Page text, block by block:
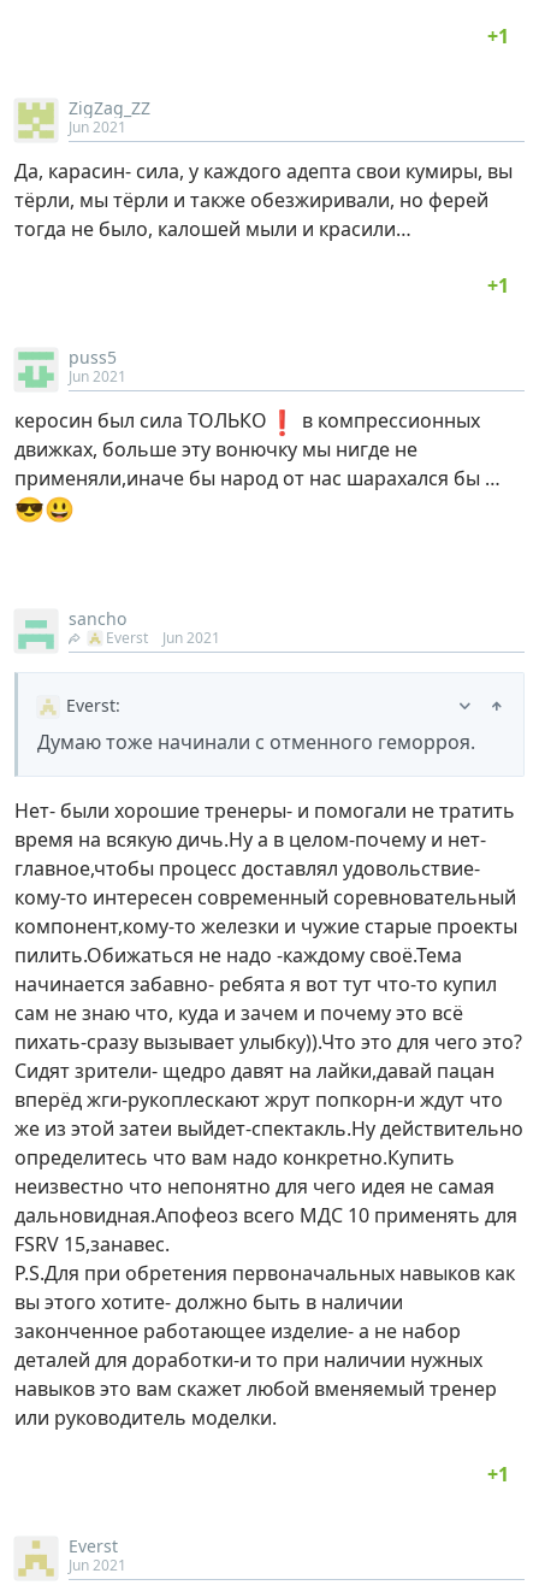
ZigZag_ZZ
Jun 2021
Да, карасин- сила, у каждого адепта свои кумиры, вы
тёрли, мы тёрли и также обезжиривали, но ферей
тогда не было, калошей мыли и красили…
puss5
Jun 2021
керосин был сила ТОЛЬКО ❗
в компрессионных
движках, больше эту вонючку мы нигде не
применяли,иначе бы народ от нас шарахался бы …
😎😃
sancho
Everst Jun 2021
Everst:
Думаю тоже начинали с отменного геморроя.
Нет- были хорошие тренеры- и помогали не тратить
время на всякую дичь.Ну а в целом-почему и нет-
главное,чтобы процесс доставлял удовольствие-
кому-то интересен современный соревновательный
компонент,кому-то железки и чужие старые проекты
пилить.Обижаться не надо -каждому своё.Тема
начинается забавно- ребята я вот тут что-то купил
сам не знаю что, куда и зачем и почему это всё
пихать-сразу вызывает улыбку)).Что это для чего это?
Сидят зрители- щедро давят на лайки,давай пацан
вперёд жги-рукоплескают жрут попкорн-и ждут что
же из этой затеи выйдет-спектакль.Ну действительно
определитесь что вам надо конкретно.Купить
неизвестно что непонятно для чего идея не самая
дальновидная.Апофеоз всего МДС 10 применять для
FSRV 15,занавес.
P.S.Для при обретения первоначальных навыков как
вы этого хотите- должно быть в наличии
законченное работающее изделие- а не набор
деталей для доработки-и то при наличии нужных
навыков это вам скажет любой вменяемый тренер
или руководитель моделки.
Everst
Jun 2021